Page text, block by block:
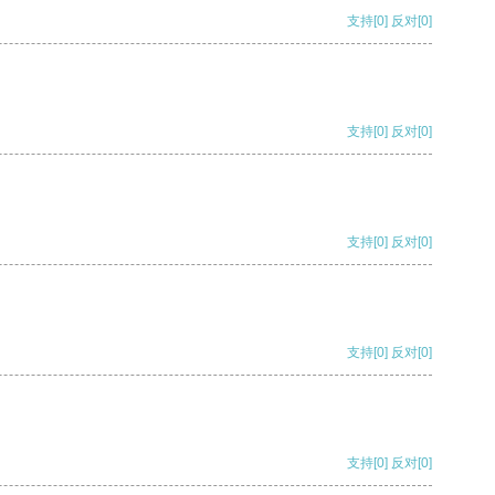
支持[0] 反对[0]
支持[0] 反对[0]
支持[0] 反对[0]
支持[0] 反对[0]
支持[0] 反对[0]